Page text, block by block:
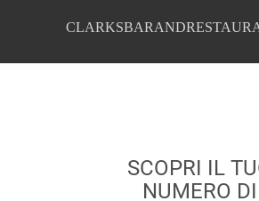
SCOPRI IL
NUMERO DI